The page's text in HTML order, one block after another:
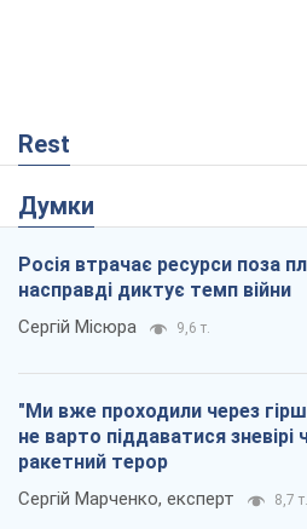
Rest
Думки
Росія втрачає ресурси поза
насправді диктує темп війни
Сергій Місюра 9,6 т.
"Ми вже проходили через
не варто піддаватися зневірі
ракетний терор
Сергій Марченко, експерт 8,7 т.